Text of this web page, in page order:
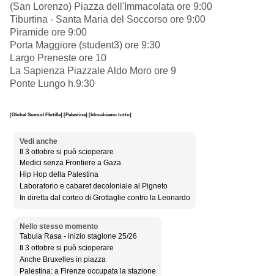
(San Lorenzo) Piazza dell'Immacolata ore 9:00
Tiburtina - Santa Maria del Soccorso ore 9:00
Piramide ore 9:00
Porta Maggiore (student3) ore 9:30
Largo Preneste ore 10
La Sapienza Piazzale Aldo Moro ore 9
Ponte Lungo h.9:30
[Global Sumud Flotilla] [Palestina] [blocchiamo tutto]
Vedi anche
Il 3 ottobre si può scioperare
Medici senza Frontiere a Gaza
Hip Hop della Palestina
Laboratorio e cabaret decoloniale al Pigneto
In diretta dal corteo di Grottaglie contro la Leonardo
Nello stesso momento
Tabula Rasa - inizio stagione 25/26
Il 3 ottobre si può scioperare
Anche Bruxelles in piazza
Palestina: a Firenze occupata la stazione